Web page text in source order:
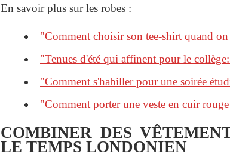
En savoir plus sur les robes :
"Comment choisir son tee-shirt quand on
"Tenues d'été qui affinent pour le
"Comment s'habiller pour une soirée
"Comment porter une veste en cuir
COMBINER DES
LE TEMPS LONDONIEN